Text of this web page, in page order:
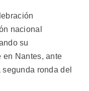
nacional
su
en Nantes, ante
ronda del